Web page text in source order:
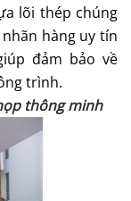
lõi thép chúng
hàng uy tín
đảm bảo về
trình.
thông minh